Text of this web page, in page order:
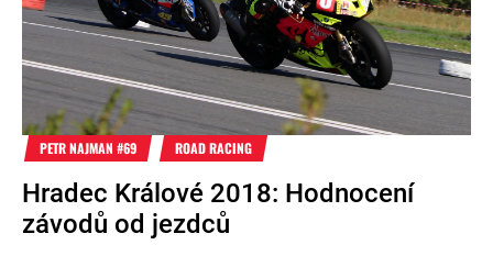
PETR NAJMAN #69 ROAD RACING
Hradec Králové 2018: Hodnocení
závodů od jezdců